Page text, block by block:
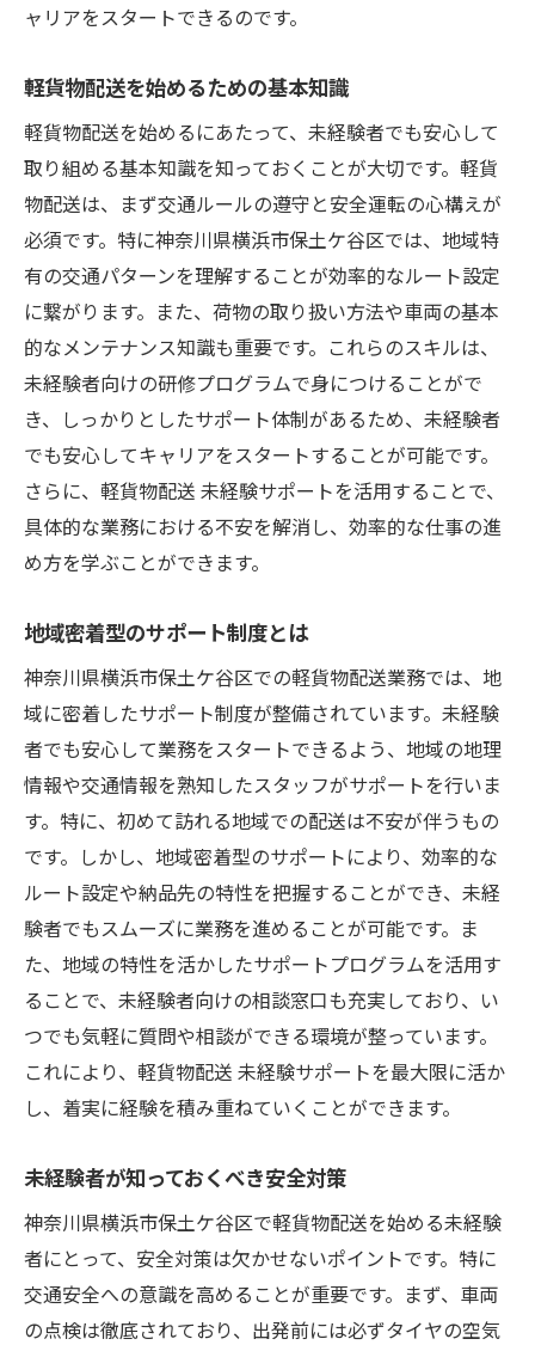
心理的サポートが充実未経験者の不安を解消
心理カウンセリングの重要性
ストレス管理のためのアドバイス
メンタルヘルスケアの取り組み事例
未経験者が抱える心理的課題の解決策
ポジティブな働き方をサポートする仕組み
配送業界における未経験者向けのサポート内容
とは
業界全体での未経験者支援の現状
トレーニングプログラムの種類と特徴
配送業界の基礎知識とその習得方法
未経験者が知っておくべき法律と規制
業界のプロから学ぶ成功へのアプローチ
サポート制度がもたらすキャリアアップの
機会
未経験者のための基礎知識ガイド
配送業務に必要な基本スキル
具体的な業務フローと注意点
安全運転のための基礎知識
初めての方でもできる効率的な時間管理法
基礎知識を学ぶためのおすすめ教材
心強い支援でスムーズなキャリアスタートを実
現
キャリアスタートを支えるネットワーク
最初のステップを成功させるためのコツ
未経験者が最初に取り組むべきこと
キャリアパスを考えるためのヒント
長期的なキャリア形成をサポートする仕組
み
ャリアをスタートできるのです。
軽貨物配送を始めるための基本知識
軽貨物配送を始めるにあたって、未経験者でも安心して
取り組める基本知識を知っておくことが大切です。軽貨
物配送は、まず交通ルールの遵守と安全運転の心構えが
必須です。特に神奈川県横浜市保土ケ谷区では、地域特
有の交通パターンを理解することが効率的なルート設定
に繋がります。また、荷物の取り扱い方法や車両の基本
的なメンテナンス知識も重要です。これらのスキルは、
未経験者向けの研修プログラムで身につけることがで
き、しっかりとしたサポート体制があるため、未経験者
でも安心してキャリアをスタートすることが可能です。
さらに、軽貨物配送 未経験サポートを活用することで、
具体的な業務における不安を解消し、効率的な仕事の進
め方を学ぶことができます。
地域密着型のサポート制度とは
神奈川県横浜市保土ケ谷区での軽貨物配送業務では、地
域に密着したサポート制度が整備されています。未経験
者でも安心して業務をスタートできるよう、地域の地理
情報や交通情報を熟知したスタッフがサポートを行いま
す。特に、初めて訪れる地域での配送は不安が伴うもの
です。しかし、地域密着型のサポートにより、効率的な
ルート設定や納品先の特性を把握することができ、未経
験者でもスムーズに業務を進めることが可能です。ま
た、地域の特性を活かしたサポートプログラムを活用す
ることで、未経験者向けの相談窓口も充実しており、い
つでも気軽に質問や相談ができる環境が整っています。
これにより、軽貨物配送 未経験サポートを最大限に活か
し、着実に経験を積み重ねていくことができます。
未経験者が知っておくべき安全対策
神奈川県横浜市保土ケ谷区で軽貨物配送を始める未経験
者にとって、安全対策は欠かせないポイントです。特に
交通安全への意識を高めることが重要です。まず、車両
の点検は徹底されており、出発前には必ずタイヤの空気